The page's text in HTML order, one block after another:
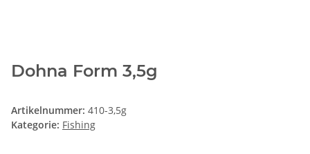
Dohna Form 3,5g
Artikelnummer: 410-3,5g
Kategorie: Fishing